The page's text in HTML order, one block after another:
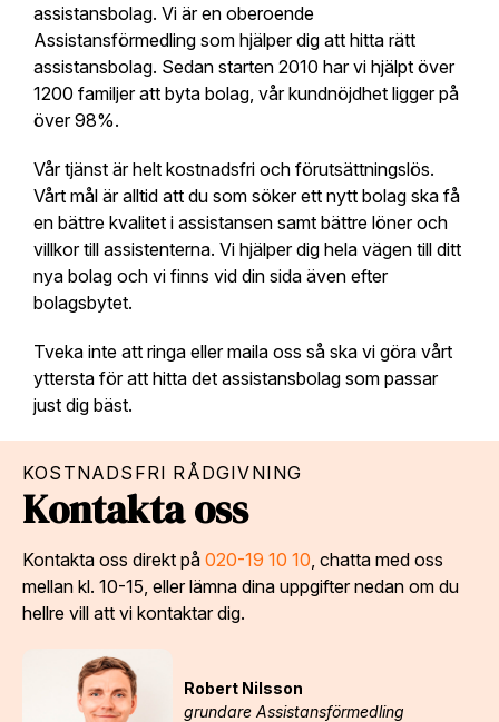
assistansbolag. Vi är en oberoende
Assistansförmedling som hjälper dig att hitta rätt
assistansbolag. Sedan starten 2010 har vi hjälpt över
1200 familjer att byta bolag, vår kundnöjdhet ligger på
över 98%.
Vår tjänst är helt kostnadsfri och förutsättningslös.
Vårt mål är alltid att du som söker ett nytt bolag ska få
en bättre kvalitet i assistansen samt bättre löner och
villkor till assistenterna. Vi hjälper dig hela vägen till ditt
nya bolag och vi finns vid din sida även efter
bolagsbytet.
Tveka inte att ringa eller maila oss så ska vi göra vårt
yttersta för att hitta det assistansbolag som passar
just dig bäst.
KOSTNADSFRI RÅDGIVNING
Kontakta oss
Kontakta oss direkt på 020-19 10 10 , chatta med oss
mellan kl. 10-15, eller lämna dina uppgifter nedan om du
hellre vill att vi kontaktar dig.
Robert Nilsson
grundare Assistansförmedling